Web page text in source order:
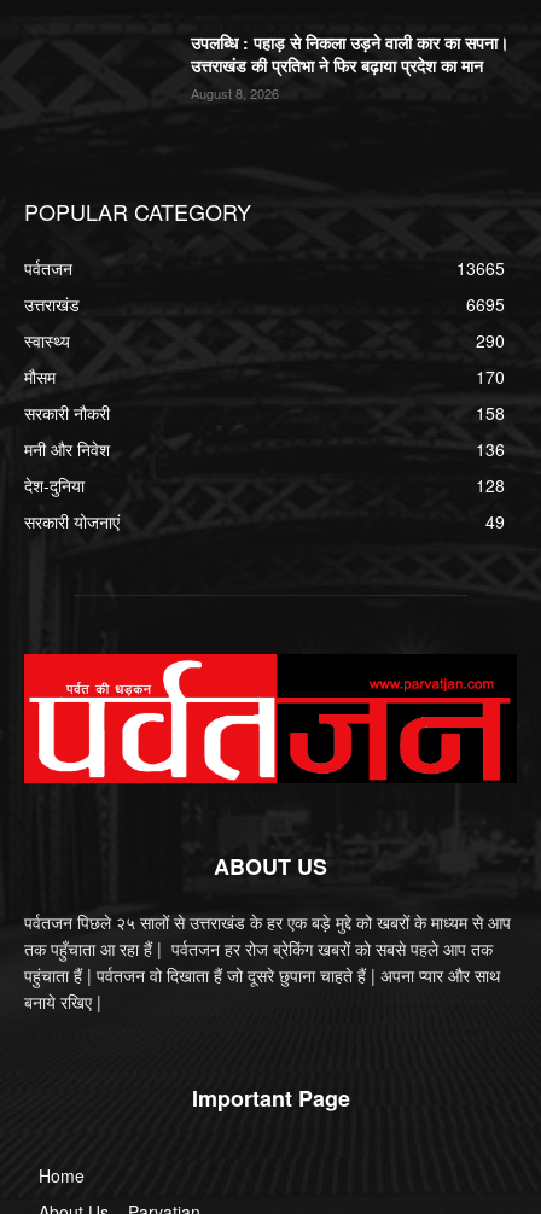
उपलब्धि : पहाड़ से निकला उड़ने वाली कार का सपना।
उत्तराखंड की प्रतिभा ने फिर बढ़ाया प्रदेश का मान
August 8, 2026
POPULAR CATEGORY
पर्वतजन
13665
उत्तराखंड
6695
स्वास्थ्य
290
मौसम
170
सरकारी नौकरी
158
मनी और निवेश
136
देश-दुनिया
128
सरकारी योजनाएं
49
ABOUT US
पर्वतजन पिछले २५ सालों से उत्तराखंड के हर एक बड़े मुद्दे को खबरों के माध्यम से आप
तक पहुँचाता आ रहा हैं | पर्वतजन हर रोज ब्रेकिंग खबरों को सबसे पहले आप तक
पहुंचाता हैं | पर्वतजन वो दिखाता हैं जो दूसरे छुपाना चाहते हैं | अपना प्यार और साथ
बनाये रखिए |
Important Page
Home